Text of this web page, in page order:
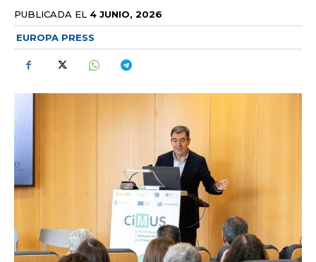
PUBLICADA EL 4 JUNIO, 2026
EUROPA PRESS